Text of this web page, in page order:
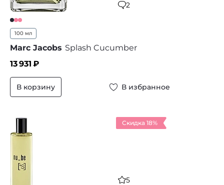
2
100 мл
Marc Jacobs Splash Cucumber
13 931 ₽
В корзину В избранное
Скидка 18%
5